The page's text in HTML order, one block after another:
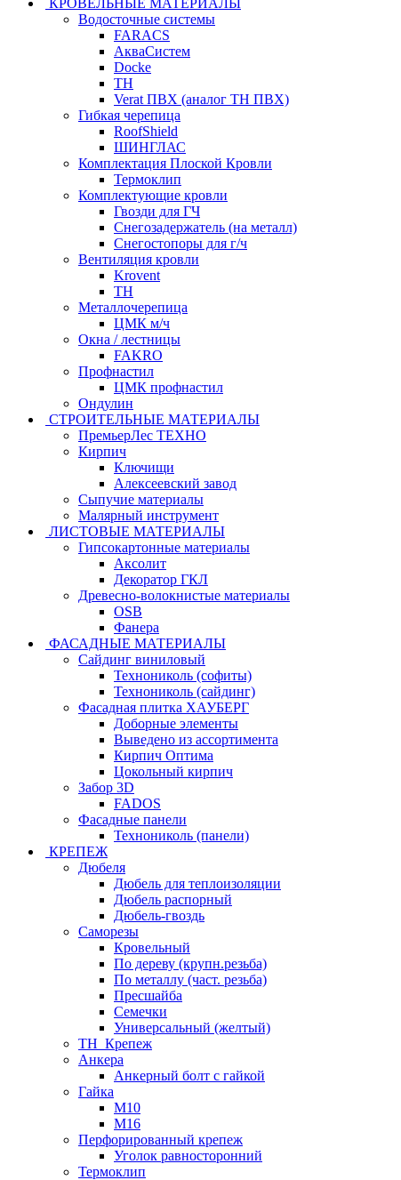
КРОВЕЛЬНЫЕ МАТЕРИАЛЫ
Водосточные системы
FARACS
АкваСистем
Docke
ТН
Verat ПВХ (аналог ТН ПВХ)
Гибкая черепица
RoofShield
ШИНГЛАС
Комплектация Плоской Кровли
Термоклип
Комплектующие кровли
Гвозди для ГЧ
Снегозадержатель (на металл)
Снегостопоры для г/ч
Вентиляция кровли
Krovent
ТН
Металлочерепица
ЦМК м/ч
Окна / лестницы
FAKRO
Профнастил
ЦМК профнастил
Ондулин
СТРОИТЕЛЬНЫЕ МАТЕРИАЛЫ
ПремьерЛес ТЕХНО
Кирпич
Ключищи
Алексеевский завод
Сыпучие материалы
Малярный инструмент
ЛИСТОВЫЕ МАТЕРИАЛЫ
Гипсокартонные материалы
Аксолит
Декоратор ГКЛ
Древесно-волокнистые материалы
OSB
Фанера
ФАСАДНЫЕ МАТЕРИАЛЫ
Сайдинг виниловый
Технониколь (софиты)
Технониколь (сайдинг)
Фасадная плитка ХАУБЕРГ
Доборные элементы
Выведено из ассортимента
Кирпич Оптима
Цокольный кирпич
Забор 3D
FADOS
Фасадные панели
Технониколь (панели)
КРЕПЕЖ
Дюбеля
Дюбель для теплоизоляции
Дюбель распорный
Дюбель-гвоздь
Саморезы
Кровельный
По дереву (крупн.резьба)
По металлу (част. резьба)
Пресшайба
Семечки
Универсальный (желтый)
ТН_Крепеж
Анкера
Анкерный болт с гайкой
Гайка
М10
М16
Перфорированный крепеж
Уголок равносторонний
Термоклип